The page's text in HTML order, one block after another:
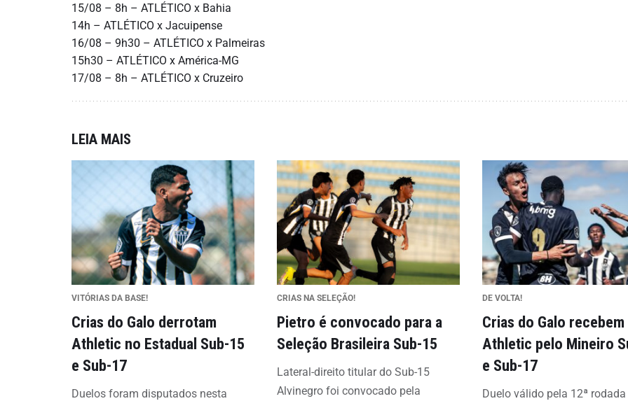
15/08 – 8h – ATLÉTICO x Bahia
14h – ATLÉTICO x Jacuipense
16/08 – 9h30 – ATLÉTICO x Palmeiras
15h30 – ATLÉTICO x América-MG
17/08 – 8h – ATLÉTICO x Cruzeiro
LEIA MAIS
VITÓRIAS DA BASE!
Crias do Galo derrotam
Athletic no Estadual Sub-15
e Sub-17
Duelos foram disputados nesta
CRIAS NA SELEÇÃO!
Pietro é convocado para a
Seleção Brasileira Sub-15
Lateral-direito titular do Sub-15
Alvinegro foi convocado pela
DE VOLTA!
Crias do Galo recebem
Athletic pelo Mineiro
e Sub-17
Duelo válido pela 12ª